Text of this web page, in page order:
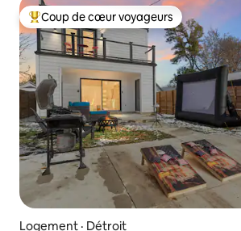
Coup de cœur voyageurs parmi les plus
Coup de cœur voyageurs
Logement · Détroit